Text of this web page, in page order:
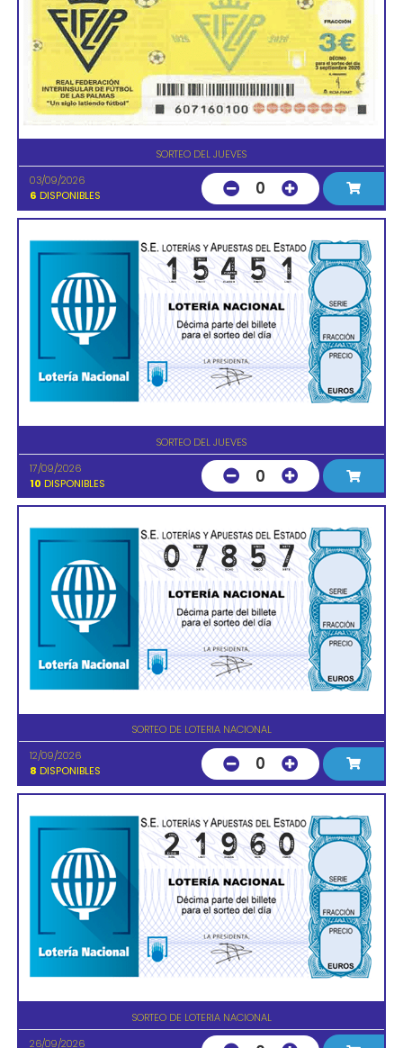
SORTEO DEL JUEVES
03/09/2026
6 DISPONIBLES 0
SORTEO DEL JUEVES
17/09/2026
10 DISPONIBLES 0
SORTEO DE LOTERIA NACIONAL
12/09/2026
8 DISPONIBLES 0
SORTEO DE LOTERIA NACIONAL
26/09/2026